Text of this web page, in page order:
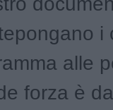
i
alle
forza è